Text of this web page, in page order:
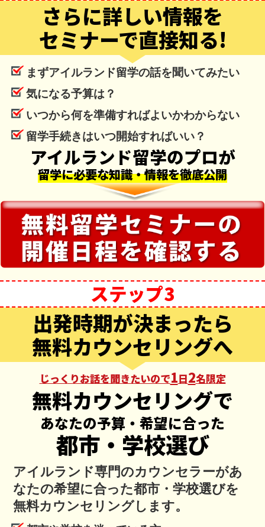
さらに詳しい情報を
セミナーで直接知る!
まずアイルランド留学の話を聞いてみたい
気になる予算は？
いつから何を準備すればよいかわからない
留学手続きはいつ開始すればいい？
アイルランド留学のプロが
留学に必要な知識・情報を徹底公開
ステップ3
出発時期が決まったら
無料カウンセリングへ
じっくりお話を聞きたいので1日2名限定
無料カウンセリングで
あなたの予算・希望に合った
都市・学校選び
アイルランド専門のカウンセラーがあ
なたの希望に合った都市・学校選びを
無料カウンセリングします。